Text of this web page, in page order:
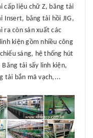
cấp liệu chữ Z, băng tải
Insert, băng tải hồi JIG,
ra còn sản xuất các
kiện gồm nhiều công
sáng, hệ thống hút
tải sấy linh kiện,
tải bắn mã vạch,...